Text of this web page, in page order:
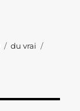
Catégories
du vrai